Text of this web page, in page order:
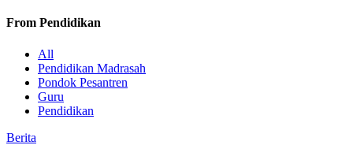
From Pendidikan
All
Pendidikan Madrasah
Pondok Pesantren
Guru
Pendidikan
Berita